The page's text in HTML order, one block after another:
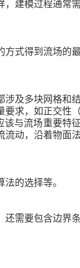
，建模过程通常
方式得到流场的
涉及多块网格和
要求，如正交性
该与流场重要特
流动，沿着物面
的选择等。
还需要包含边界